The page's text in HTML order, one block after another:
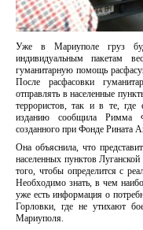
Уже в Мариуполе груз
индивидуальным пакетам
гуманитарную помощь
После расфасовки
отправлять в населенные
террористов, так и в те,
изданию сообщила Римма
созданного при Фонде Рината
Она объяснила, что
населенных пунктов
того, чтобы определится с
Необходимо знать, в чем
уже есть информация о
Горловки, где не утихают
Мариуполя.